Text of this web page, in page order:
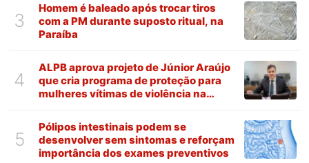
3
Homem é baleado após trocar tiros
com a PM durante suposto ritual, na
Paraíba
4
ALPB aprova projeto de Júnior Araújo
que cria programa de proteção para
mulheres vítimas de violência na
5
Pólipos intestinais podem se
desenvolver sem sintomas e reforçam
importância dos exames preventivos